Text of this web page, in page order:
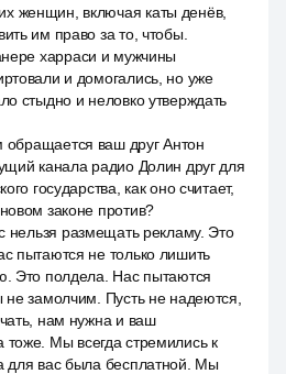
женщин, включая каты денёв,
им право за то, чтобы.
харраси и мужчины
и домогались, но уже
стыдно и неловко утверждать
обращается ваш друг Антон
канала радио Долин друг для
государства, как оно считает,
законе против?
нельзя размещать рекламу. Это
пытаются не только лишить
Это полдела. Нас пытаются
не замолчим. Пусть не надеются,
нам нужна и ваш
Мы всегда стремились к
для вас была бесплатной. Мы